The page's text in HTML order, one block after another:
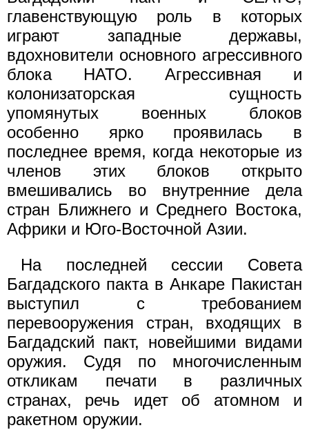
главенствующую роль в которых
играют западные державы,
вдохновители основного агрессивного
блока НАТО. Агрессивная и
колонизаторская сущность
упомянутых военных блоков
особенно ярко проявилась в
последнее время, когда некоторые из
членов этих блоков открыто
вмешивались во внутренние дела
стран Ближнего и Среднего Востока,
Африки и Юго-Восточной Азии.
На последней сессии Совета
Багдадского пакта в Анкаре Пакистан
выступил с требованием
перевооружения стран, входящих в
Багдадский пакт, новейшими видами
оружия. Судя по многочисленным
откликам печати в различных
странах, речь идет об атомном и
ракетном оружии.